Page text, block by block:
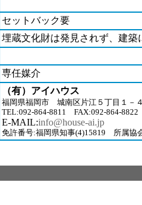
セットバック要
埋蔵文化財は発見されず、建
専任媒介
（有）アイハウス
福岡県福岡市 城南区片江５丁目１－
TEL:092-864-8811 FAX:092-864-8822
E-MAIL:info@house-ai.jp
免許番号:福岡県知事(4)15819 所属協